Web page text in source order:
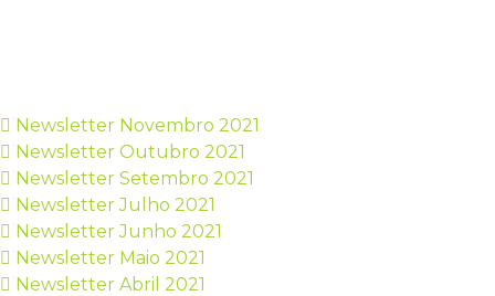
Newsletter Novembro 2021
Newsletter Outubro 2021
Newsletter Setembro 2021
Newsletter Julho 2021
Newsletter Junho 2021
Newsletter Maio 2021
Newsletter Abril 2021